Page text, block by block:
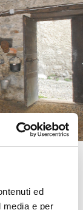
ed
media e per